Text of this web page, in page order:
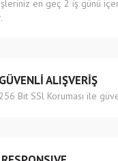
Gönder
en geç 2 iş günü
GÜVENLİ ALIŞVERİŞ
256 Bit SSl Koruması ile